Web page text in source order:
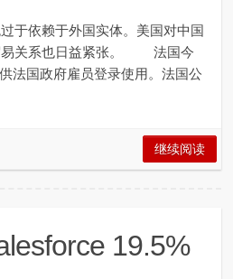
依赖于外国实体。美国对中国
易关系也日益紧张。 法国今
法国政府雇员登录使用。法国公
继续阅读
19.5%